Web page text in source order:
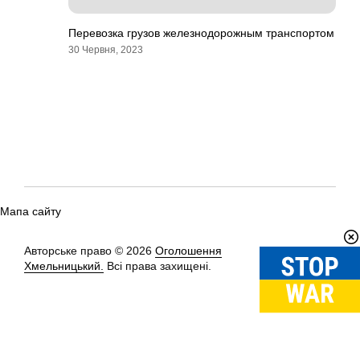
Перевозка грузов железнодорожным транспортом
30 Червня, 2023
Мапа сайту
Авторське право © 2026 Оголошення
Хмельницький.
Всі права захищені.
Вгору↑